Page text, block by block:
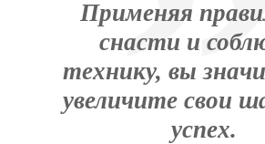
Применяя
снасти и
технику, вы
увеличите свои
успех.